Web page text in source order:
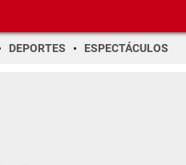
DEPORTES ESPECTÁCULOS